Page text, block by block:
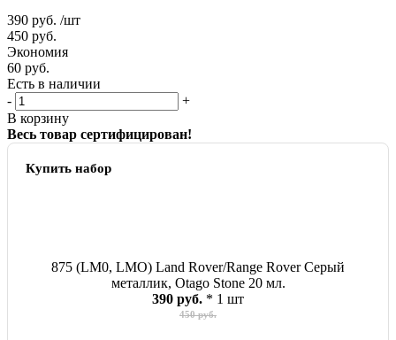
390 руб. /шт
450 руб.
Экономия
60 руб.
Есть в наличии
-
+
В корзину
Весь товар сертифицирован!
Купить набор
875 (LM0, LMO) Land Rover/Range Rover Серый
металлик, Otago Stone 20 мл.
390 руб. * 1 шт
450 руб.